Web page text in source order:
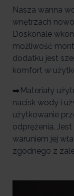
Nasza wanna
wnętrzach
Doskonale
możliwość
dodatku jest
komfort w
➡️Materiały
nacisk wody i
użytkowanie
odprężenia.
waruniem jej
zgodnego z